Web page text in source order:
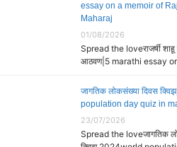
essay on a memoir of
Maharaj
01/08/2026
Spread the loveराजर्षी शाहू
आठवण|5 marathi essay
जागतिक लोकसंख्या दिवस
population day quiz in
23/07/2026
Spread the loveजागतिक